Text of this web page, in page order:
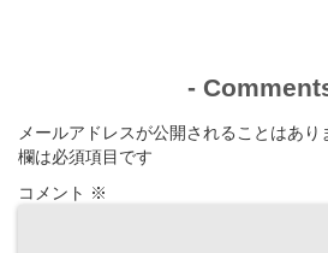
-
メールアドレスが公開されることはあり
欄は必須項目です
コメント ※